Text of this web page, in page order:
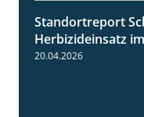
Standortreport
Herbizideinsatz
20.04.2026